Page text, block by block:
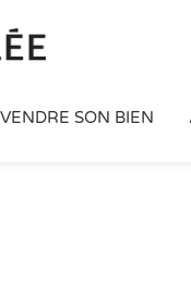
VENDRE SON BIEN